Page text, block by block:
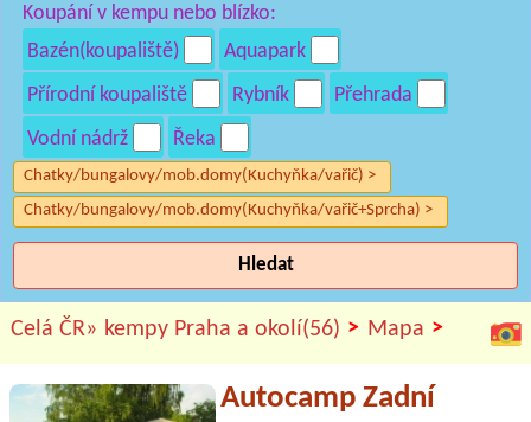
Koupání v kempu nebo blízko:
Bazén(koupaliště)
Aquapark
Přírodní koupaliště
Rybník
Přehrada
Vodní nádrž
Řeka
Chatky/bungalovy/mob.domy(Kuchyňka/vařič) >
Chatky/bungalovy/mob.domy(Kuchyňka/vařič+Sprcha) >
Hledat
Celá ČR» kempy Praha a okolí(56) > Mapa >
Autocamp Zadní